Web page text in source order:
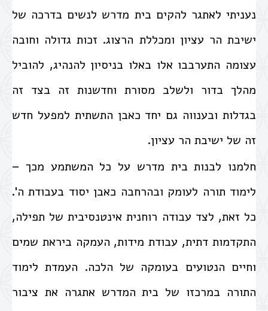
נעניתי לאתגר להקים בית מדרש לנשים בדרכה של
ישיבת הר עציון ומכללת הרצוג. זכות גדולה וחובה
עצומה התערבבו אלו באלו בניסיון להנהיג, להוביל
מהלך בדור ולשלב מסורת וחדשנות זה בצד זה
בגדלות ובענווה גם יחד כאבן התשתית למפעל חדש
זה של ישיבת הר עציון.
חלמנו לבנות בית מדרש על כל המשתמע מכך –
לימוד תורה לעומק ובהרחבה כאבן יסוד בעבודת ה'.
כל זאת, לצד עבודה רוחנית אינטנסיבית של תפילה,
התקדמות דתית, עבודת מידות, העמקה ביראת שמים
וחיים הנטועים בעומקה של הלכה. העמדת לימוד
התורה במרכזו של בית המדרש אתגרה את ציבור